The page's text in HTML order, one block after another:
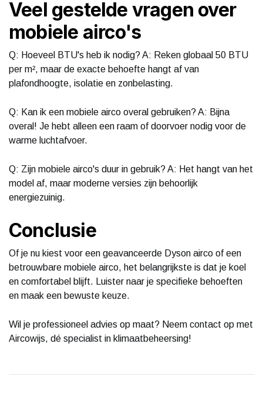
Veel gestelde vragen over
mobiele airco's
Q: Hoeveel BTU's heb ik nodig? A: Reken globaal 50 BTU
per m², maar de exacte behoefte hangt af van
plafondhoogte, isolatie en zonbelasting.
Q: Kan ik een mobiele airco overal gebruiken? A: Bijna
overal! Je hebt alleen een raam of doorvoer nodig voor de
warme luchtafvoer.
Q: Zijn mobiele airco's duur in gebruik? A: Het hangt van het
model af, maar moderne versies zijn behoorlijk
energiezuinig.
Conclusie
Of je nu kiest voor een geavanceerde Dyson airco of een
betrouwbare mobiele airco, het belangrijkste is dat je koel
en comfortabel blijft. Luister naar je specifieke behoeften
en maak een bewuste keuze.
Wil je professioneel advies op maat? Neem contact op met
Aircowijs, dé specialist in klimaatbeheersing!